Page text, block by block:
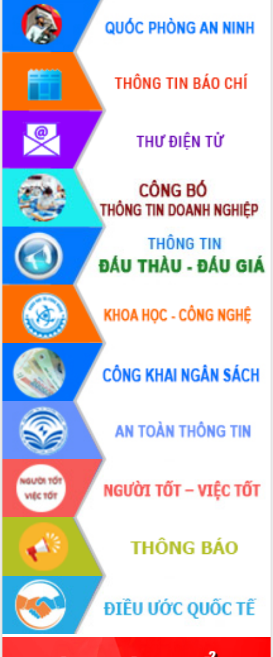
Đắk Lắk rà soát, điều chỉnh Đề án 190
về phát triển nuôi trồng thủy sản
Phó Chủ tịch UBND tỉnh Đắk Lắk
Trương Công Thái kiểm tra thực địa
Dự án cao tốc Khánh Hòa - Buôn Ma
Thuột
Định vị cà phê Việt Nam như một “di
sản sống” trong dòng chảy toàn cầu
Xây dựng nông thôn mới: Nâng cao đời
sống người dân từ những mô hình thiết
thực
Quyết liệt tháo gỡ vướng mắc, đẩy
nhanh tiến độ các dự án trọng điểm
trong Khu kinh tế Nam Phú Yên
Hòn Yến phát triển du lịch gắn với bảo
tồn biển
Lấy ý kiến điều chỉnh Quy hoạch tỉnh
Đắk Lắk thời kỳ 2021-2030, tầm nhìn
đến năm 2050
Phát động chiến dịch 30 ngày đêm
giải phóng mặt bằng Tuyến đường bộ
ven biển
Đắk Lắk nỗ lực thúc đẩy tăng trưởng
kinh tế từ 10% trở lên trong Quý
II/2026
Đắk Lắk ký kết thỏa thuận hợp tác về
chuyển đổi số giai đoạn 2026 – 2030
với Tập đoàn Bưu chính Viễn thông
Việt Nam
Thứ trưởng Bộ Y tế làm việc với tỉnh
Đắk Lắk về phát triển nhân lực y tế
cho trạm y tế cấp xã
Du lịch Đắk Lắk nâng tầm trải nghiệm
du khách thông qua Hệ thống cơ sở dữ
liệu và Bản đồ số
Tập huấn ứng dụng trí tuệ nhân tạo (AI)
trong thương mại điện tử năm 2026
Đoàn đại biểu Quốc hội tỉnh Đắk Lắk
trao đổi thông tin trước Kỳ họp thứ
nhất, Quốc hội khóa XVI
Quyết liệt cải cách hành chính, khơi
thông nguồn lực phát triển
Nâng cao hiệu lực, hiệu quả HĐND
tỉnh thông qua hiện đại hóa hành chính
Xã Ea Phê gắn cải cách hành chính với
chuyển đổi số
Phó Chủ tịch Thường trực UBND tỉnh
Hồ Thị Nguyên Thảo làm việc tại Trung
tâm Phục vụ hành chính công xã Ea